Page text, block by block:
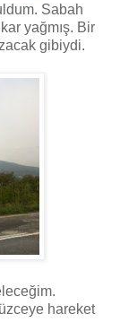
Sabah
yağmış. Bir
gibiydi.
hareket